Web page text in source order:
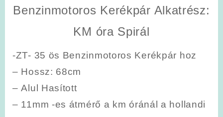
Benzinmotoros Kerékpár Alkatrész:
KM óra Spirál
-ZT- 35 ös Benzinmotoros Kerékpár hoz
– Hossz: 68cm
–Alul Hasított
– 11mm -es átmérő a km óránál a hollandi